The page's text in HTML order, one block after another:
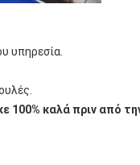
υπηρεσία.
100% καλά πριν από